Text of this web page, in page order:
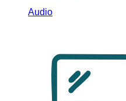
Audio